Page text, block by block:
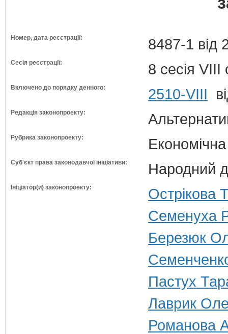
Номер, дата реєстрації: 8487-1 від
Сесія реєстрації: 8 сесія VIII
Включено до порядку денного: 2510-VIII
Редакція законопроекту:
Рубрика законопроекту:
Суб'єкт права законодавчої ініціативи: Народний
Ініціатор(и) законопроекту:
Острікова
Семенуха
Березюк
Пастух
Лаврик
Романова